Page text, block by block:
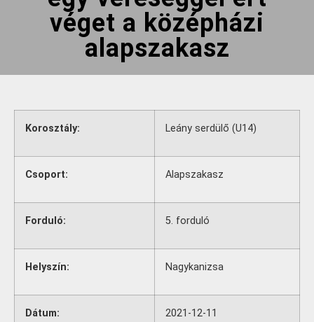
véget a középházi
alapszakasz
Korosztály: Leány serdülő (U14)
Csoport: Alapszakasz
Forduló: 5. forduló
Helyszín: Nagykanizsa
Dátum: 2021-12-11